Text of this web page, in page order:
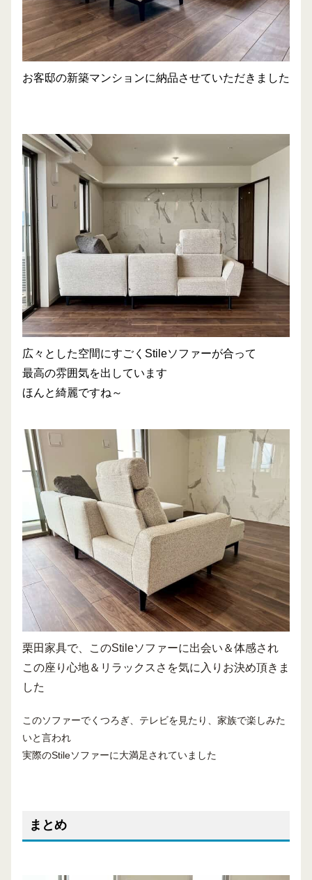
お客邸の新築マンションに納品させていただきました
広々とした空間にすごくStileソファーが合って
最高の雰囲気を出しています
ほんと綺麗ですね～
栗田家具で、このStileソファーに出会い＆体感され
この座り心地＆リラックスさを気に入りお決め頂きま
した
このソファーでくつろぎ、テレビを見たり、家族で楽しみた
いと言われ
実際のStileソファーに大満足されていました
まとめ